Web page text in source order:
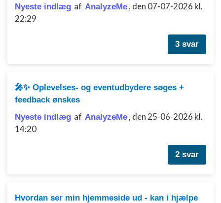
Nyeste indlæg af AnalyzeMe , den 07-07-2026 kl.
22:29
3 svar
🎤✨ Oplevelses- og eventudbydere søges +
feedback ønskes
Nyeste indlæg af AnalyzeMe , den 25-06-2026 kl.
14:20
2 svar
Hvordan ser min hjemmeside ud - kan i hjælpe
Bruge begrænsede oplysninger til at vælge
Oprette profiler for at tilpasse indhold
Bruge profiler til at vælge tilpasset indhold
kilder